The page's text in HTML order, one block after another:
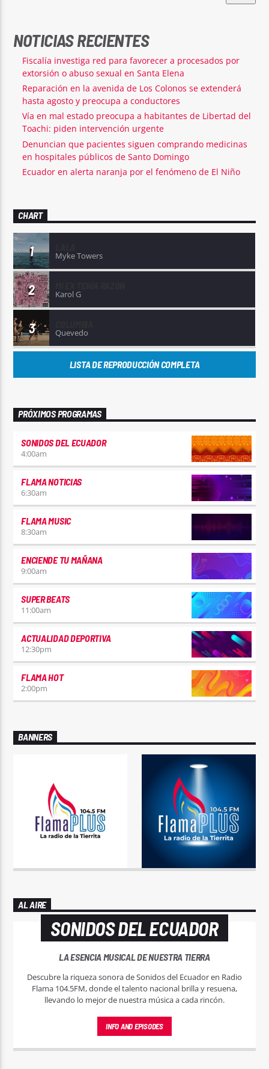
NOTICIAS RECIENTES
Fiscalía investiga red para favorecer a procesados por
extorsión o abuso sexual en Santa Elena
Reparación en la avenida de Los Colonos se extenderá
hasta agosto y preocupa a conductores
Vía en mal estado preocupa a habitantes de Libertad del
Toachi: piden intervención urgente
Denuncian que pacientes siguen comprando medicinas
en hospitales públicos de Santo Domingo
Ecuador en alerta naranja por el fenómeno de El Niño
CHART
1 Myke Towers
2 Karol G
3 Quevedo
LISTA DE REPRODUCCIÓN COMPLETA
PRÓXIMOS PROGRAMAS
SONIDOS DEL ECUADOR
4:00am
FLAMA NOTICIAS
6:30am
FLAMA MUSIC
8:30am
ENCIENDE TU MAÑANA
9:00am
SUPER BEATS
11:00am
ACTUALIDAD DEPORTIVA
12:30pm
FLAMA HOT
2:00pm
BANNERS
AL AIRE
SONIDOS DEL ECUADOR
LA ESENCIA MUSICAL DE NUESTRA TIERRA
Descubre la riqueza sonora de Sonidos del Ecuador en Radio
Flama 104.5FM, donde el talento nacional brilla y resuena,
llevando lo mejor de nuestra música a cada rincón.
INFO AND EPISODES